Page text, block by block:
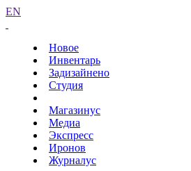
EN
Новое
Инвентарь
Задизайнено
Студия
Магазинус
Медиа
Экспресс
Иронов
Журналус